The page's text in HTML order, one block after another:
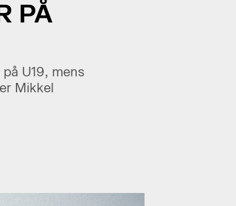
PÅ
U19, mens
Mikkel